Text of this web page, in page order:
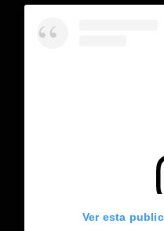
Ver esta